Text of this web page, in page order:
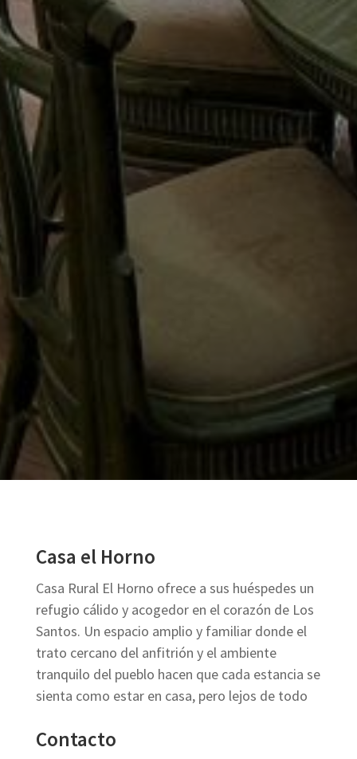
Casa el Horno
Casa Rural El Horno ofrece a sus huéspedes un
refugio cálido y acogedor en el corazón de Los
Santos. Un espacio amplio y familiar donde el
trato cercano del anfitrión y el ambiente
tranquilo del pueblo hacen que cada estancia se
sienta como estar en casa, pero lejos de todo
Contacto